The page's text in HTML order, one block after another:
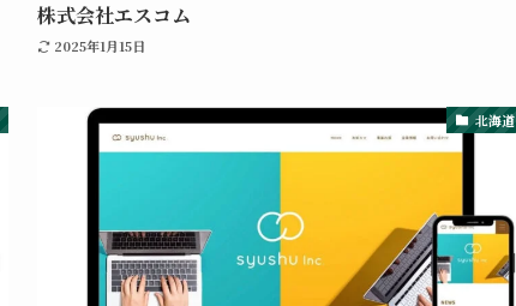
株式会社エスコム
2025年1月15日
北海道